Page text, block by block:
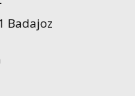
Badajoz